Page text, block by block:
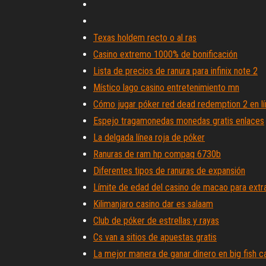
Texas holdem recto o al ras
Casino extremo 1000% de bonificación
Lista de precios de ranura para infinix note 2
Místico lago casino entretenimiento mn
Cómo jugar póker red dead redemption 2 en
Espejo tragamonedas monedas gratis enlaces
La delgada línea roja de póker
Ranuras de ram hp compaq 6730b
Diferentes tipos de ranuras de expansión
Límite de edad del casino de macao para
Kilimanjaro casino dar es salaam
Club de póker de estrellas y rayas
Cs van a sitios de apuestas gratis
La mejor manera de ganar dinero en big fish